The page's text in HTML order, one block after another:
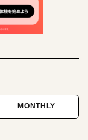
MONTHLY